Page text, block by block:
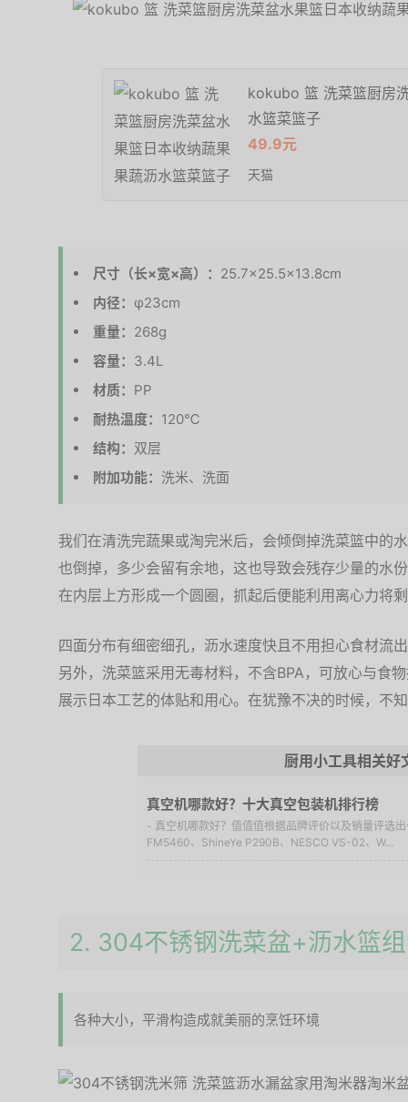
kokubo 篮 洗菜篮厨房
水篮菜篮子
49.9元
天猫
尺寸（长×宽×高）： 25.7×25.5×13.8cm
内径： φ23cm
重量： 268g
容量： 3.4L
材质： PP
耐热温度： 120℃
结构： 双层
附加功能： 洗米、洗面
我们在清洗完蔬果或淘完米后，会倾倒掉洗菜篮中的
也倒掉，多少会留有余地，这也导致会残存少量的水
在内层上方形成一个圆圈，抓起后便能利用离心力将
四面分布有细密细孔，沥水速度快且不用担心食材流
另外，洗菜篮采用无毒材料，不含BPA，可放心与食
展示日本工艺的体贴和用心。在犹豫不决的时候，不
厨用小工具相关好
真空机哪款好？十大真空包装机排行榜
- 真空机哪款好？值值值根据品牌评价以及销量评选
FM5460、ShineYe P290B、NESCO VS-02、W...
2. 304不锈钢洗菜盆+沥水篮
各种大小，平滑构造成就美丽的烹饪环境